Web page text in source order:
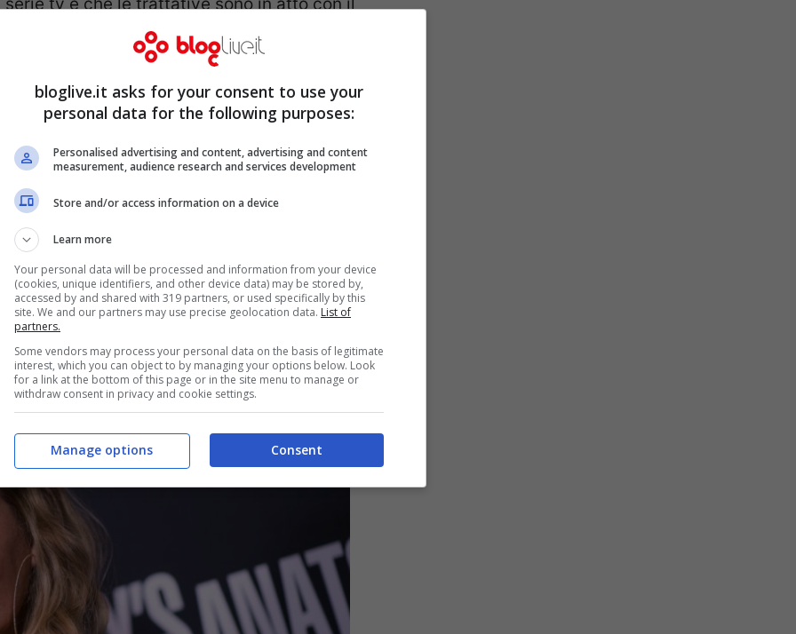
verrà rispettata dagli attori della serie.
la programmazione: torna
bloglive.it asks for your consent to use your
personal data for the following purposes:
Personalised advertising and content, advertising and content
measurement, audience research and services development
Store and/or access information on a device
Learn more
Your personal data will be processed and information from your device
(cookies, unique identifiers, and other device data) may be stored by,
accessed by and shared with 319 partners, or used specifically by this
site. We and our partners may use precise geolocation data. List of
partners.
Some vendors may process your personal data on the basis of legitimate
interest, which you can object to by managing your options below. Look
for a link at the bottom of this page or in the site menu to manage or
withdraw consent in privacy and cookie settings.
Consent
Manage options